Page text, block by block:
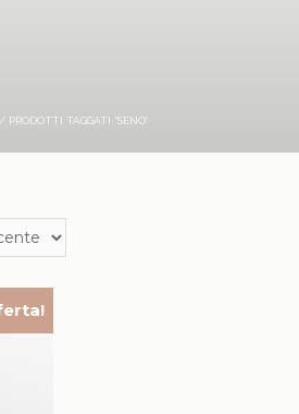
/ PRODOTTI TAGGATI “SENO”